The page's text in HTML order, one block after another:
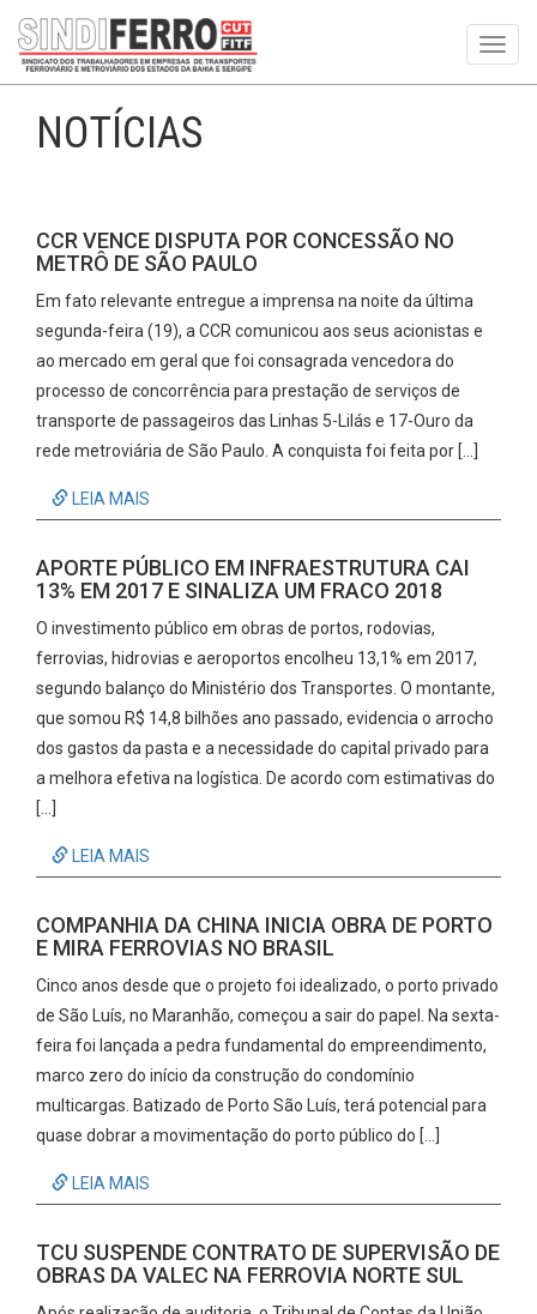
NOTÍCIAS
CCR VENCE DISPUTA POR CONCESSÃO NO
METRÔ DE SÃO PAULO
Em fato relevante entregue a imprensa na noite da última
segunda-feira (19), a CCR comunicou aos seus acionistas e
ao mercado em geral que foi consagrada vencedora do
processo de concorrência para prestação de serviços de
transporte de passageiros das Linhas 5-Lilás e 17-Ouro da
rede metroviária de São Paulo. A conquista foi feita por […]
LEIA MAIS
APORTE PÚBLICO EM INFRAESTRUTURA CAI
13% EM 2017 E SINALIZA UM FRACO 2018
O investimento público em obras de portos, rodovias,
ferrovias, hidrovias e aeroportos encolheu 13,1% em 2017,
segundo balanço do Ministério dos Transportes. O montante,
que somou R$ 14,8 bilhões ano passado, evidencia o arrocho
dos gastos da pasta e a necessidade do capital privado para
a melhora efetiva na logística. De acordo com estimativas do
[…]
LEIA MAIS
COMPANHIA DA CHINA INICIA OBRA DE PORTO
E MIRA FERROVIAS NO BRASIL
Cinco anos desde que o projeto foi idealizado, o porto privado
de São Luís, no Maranhão, começou a sair do papel. Na sexta-
feira foi lançada a pedra fundamental do empreendimento,
marco zero do início da construção do condomínio
multicargas. Batizado de Porto São Luís, terá potencial para
quase dobrar a movimentação do porto público do […]
LEIA MAIS
TCU SUSPENDE CONTRATO DE SUPERVISÃO DE
OBRAS DA VALEC NA FERROVIA NORTE SUL